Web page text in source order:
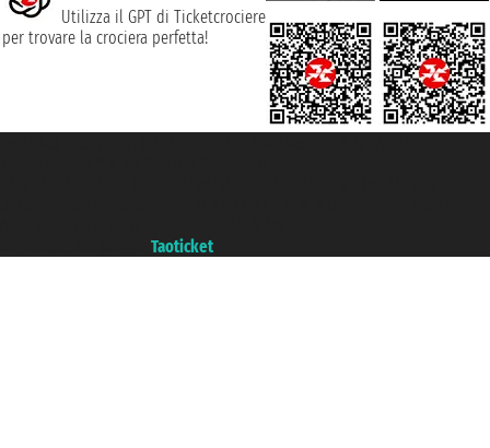
Utilizza il GPT di Ticketcrociere
per trovare la crociera perfetta!
Taoticket